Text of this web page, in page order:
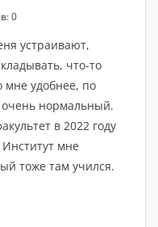
0
устраивают,
что-то
мне удобнее, по
нормальный.
в 2022 году
мне
тоже там учился.